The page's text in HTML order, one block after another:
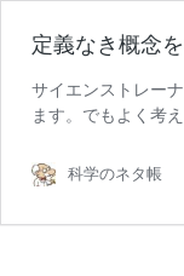
定義なき概念
サイエンストレー
ます。でもよく考
科学のネタ帳